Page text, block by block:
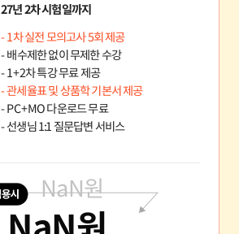
27년 2차 시험일까지
- 1차 실전 모의고사 5회 제공
- 배수제한 없이 무제한 수강
- 1+2차 특강 무료 제공
- 관세율표 및 상품학 기본서 제공
- PC+MO 다운로드 무료
- 선생님 1:1 질문답변 서비스
NaN원